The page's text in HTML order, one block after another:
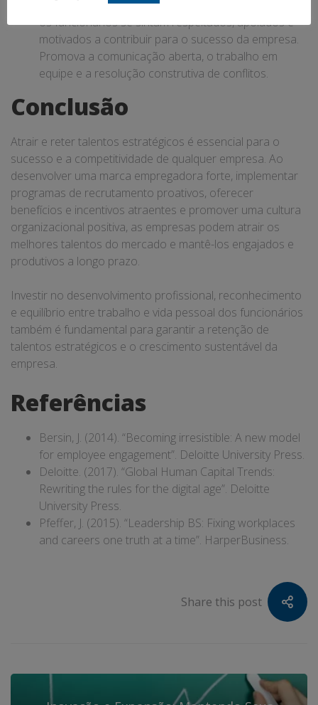
ambiente de trabalho positivo e colaborativo, onde
os funcionários se sintam respeitados, apoiados e
motivados a contribuir para o sucesso da empresa.
Promova a comunicação aberta, o trabalho em
equipe e a resolução construtiva de conflitos.
Conclusão
Atrair e reter talentos estratégicos é essencial para o
sucesso e a competitividade de qualquer empresa. Ao
desenvolver uma marca empregadora forte, implementar
programas de recrutamento proativos, oferecer
benefícios e incentivos atraentes e promover uma cultura
organizacional positiva, as empresas podem atrair os
melhores talentos do mercado e mantê-los engajados e
produtivos a longo prazo.
Investir no desenvolvimento profissional, reconhecimento
e equilíbrio entre trabalho e vida pessoal dos funcionários
também é fundamental para garantir a retenção de
talentos estratégicos e o crescimento sustentável da
empresa.
Referências
Bersin, J. (2014). “Becoming irresistible: A new model
for employee engagement”. Deloitte University Press.
Deloitte. (2017). “Global Human Capital Trends:
Rewriting the rules for the digital age”. Deloitte
University Press.
Pfeffer, J. (2015). “Leadership BS: Fixing workplaces
and careers one truth at a time”. HarperBusiness.
Share this post